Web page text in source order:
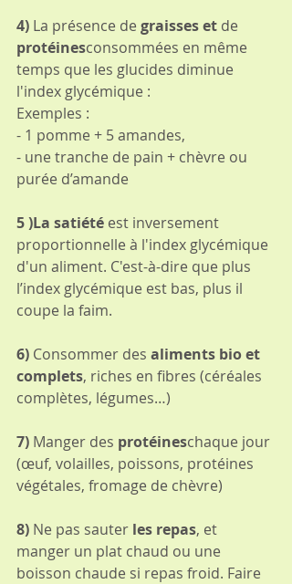
4) La présence de graisses et de
protéinesconsommées en même
temps que les glucides diminue
l'index glycémique :
Exemples :
- 1 pomme + 5 amandes,
- une tranche de pain + chèvre ou
purée d’amande
5 )La satiété est inversement
proportionnelle à l'index glycémique
d'un aliment. C'est-à-dire que plus
l’index glycémique est bas, plus il
coupe la faim.
6) Consommer des aliments bio et
complets, riches en fibres (céréales
complètes, légumes…)
7) Manger des protéineschaque jour
(œuf, volailles, poissons, protéines
végétales, fromage de chèvre)
8) Ne pas sauter les repas, et
manger un plat chaud ou une
boisson chaude si repas froid. Faire